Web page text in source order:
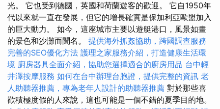
光。 它也受到德國，英國和荷蘭遊客的歡迎。 它自1950年
代以來就一直在發展，但它的增長確實是保加利亞歐盟加入
的巨大動力。 如今，這座城市主要以遊艇港口，風景如畫
的景色和沙灘而聞名。 提供海外抓姦協助，跨國調查服務
完善的SEO優化方法 護理之家服務介紹，打造健康生活環
境 廚房器具全面介紹，協助您選擇適合的廚房用品 台中輕
井澤按摩服務 如何在台中辦理台胞證，提供完整的資訊 老
人助聽器推薦，專為老年人設計的助聽器推薦 對於那些喜
歡積極度假的人來說，這也可能是一個不錯的夏季目的地。